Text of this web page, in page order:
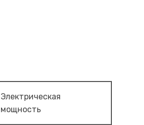
Электрическая
мощность